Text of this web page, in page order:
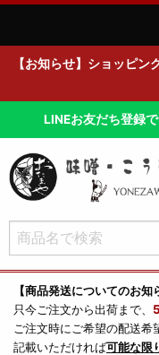
【お知らせ】ショッピ
LINEお友だち登録
【商品発送についてのお知
只今ご注文から出荷まで、
ご注文時にご希望の配送
記載いただければ可能な限